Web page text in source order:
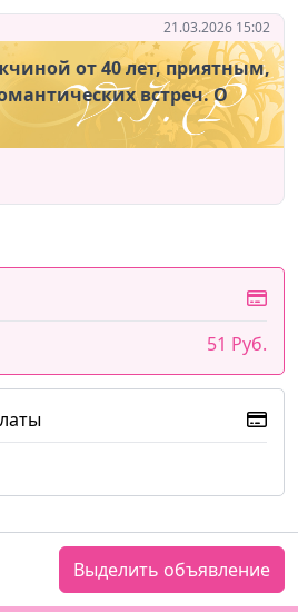
21.03.2026 15:02
от 40 лет, приятным,
встреч. О
51 Руб.
Выделить объявление